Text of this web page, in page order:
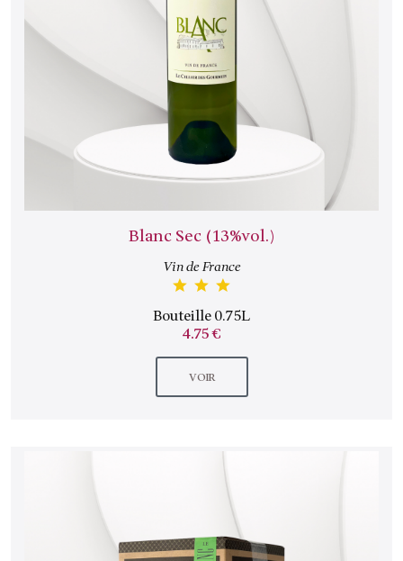
Blanc Sec (13%vol.)
Vin de France
Bouteille 0.75L
4.75 €
VOIR